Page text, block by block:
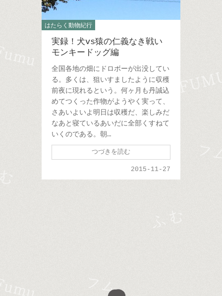
はたらく動物紀行
実録！犬vs猿の仁義なき戦い
モンキードッグ編
全国各地の畑にドロボーが出没してい
る。多くは、狙いすましたように収穫
前夜に現れるという。何ヶ月も丹誠込
めてつくった作物がようやく実って、
さあいよいよ明日は収穫だ、楽しみだ
なあと寝ているあいだに全部くすねて
いくのである。朝…
つづきを読む
2015-11-27